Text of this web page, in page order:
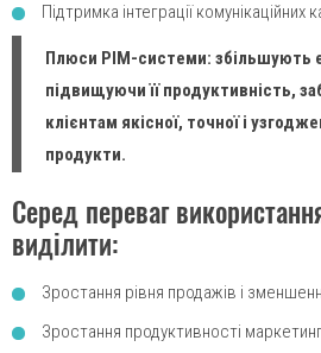
Підтримка інтеграції комунікаційних
Плюси PIM-системи: збільшують
підвищуючи її продуктивність,
клієнтам якісної, точної і
продукти.
Серед переваг
виділити:
Зростання рівня продажів і
Зростання продуктивності